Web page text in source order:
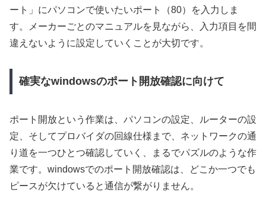
ート」にパソコンで使いたいポート（80）を入力しま
す。メーカーごとのマニュアルを見ながら、入力項目を間
違えないように設定していくことが大切です。
確実なwindowsのポート開放確認に向けて
ポート開放という作業は、パソコンの設定、ルーターの設
定、そしてプロバイダの回線仕様まで、ネットワークの通
り道を一つひとつ確認していく、まるでパズルのような作
業です。windowsでのポート開放確認は、どこか一つでも
ピースが欠けていると通信が繋がりません。